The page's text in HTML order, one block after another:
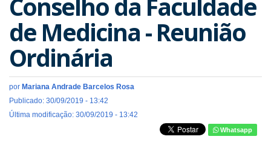
de Medicina - Reunião
Ordinária
por Mariana Andrade Barcelos Rosa
Publicado: 30/09/2019 - 13:42
Última modificação: 30/09/2019 - 13:42
Whatsapp